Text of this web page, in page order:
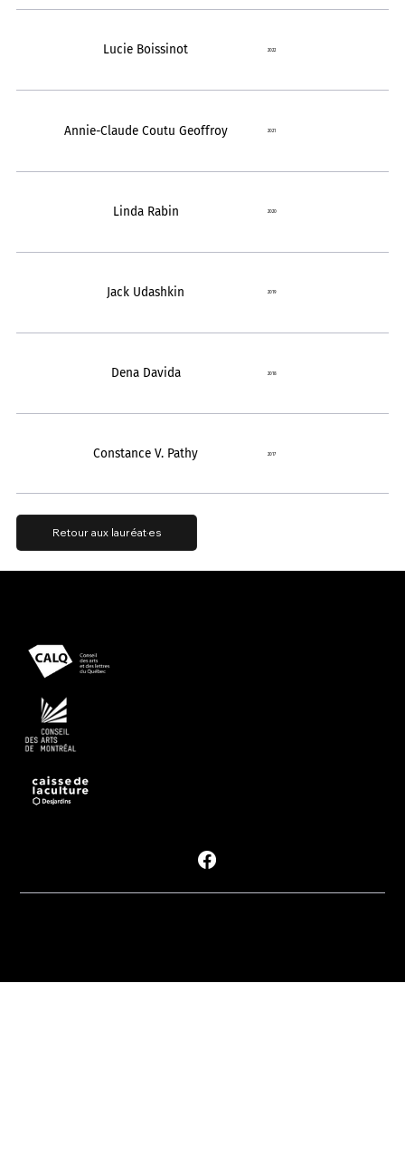
Lucie Boissinot 2022
Annie-Claude Coutu Geoffroy 2021
Linda Rabin 2020
Jack Udashkin 2019
Dena Davida 2018
Constance V. Pathy 2017
Retour aux lauréat·es